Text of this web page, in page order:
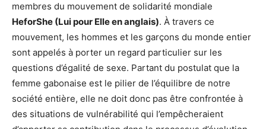
membres du mouvement de solidarité mondiale
HeforShe (Lui pour Elle en anglais). À travers ce
mouvement, les hommes et les garçons du monde entier
sont appelés à porter un regard particulier sur les
questions d’égalité de sexe. Partant du postulat que la
femme gabonaise est le pilier de l’équilibre de notre
société entière, elle ne doit donc pas être confrontée à
des situations de vulnérabilité qui l’empêcheraient